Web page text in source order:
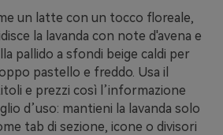
un latte con un tocco floreale,
la lavanda con note d'avena e
pallido a sfondi beige caldi per
pastello e freddo. Usa il
e prezzi così l’informazione
d’uso: mantieni la lavanda solo
tab di sezione, icone o divisori